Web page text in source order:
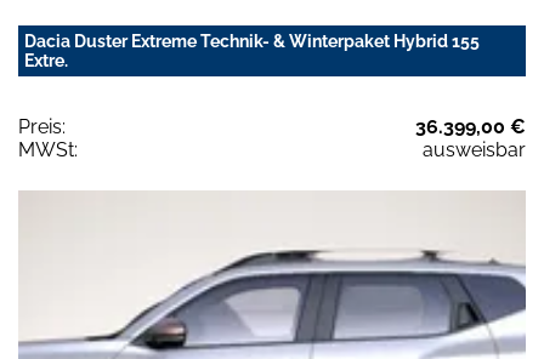
Dacia Duster Extreme Technik- & Winterpaket Hybrid 155
Extre.
Preis:
36.399,00 €
MWSt:
ausweisbar